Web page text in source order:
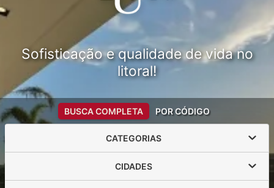
Sofisticação e qualidade de vida no
litoral!
BUSCA COMPLETA POR CÓDIGO
CATEGORIAS
CIDADES